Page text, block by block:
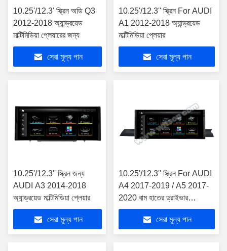
10.25'/12.3' স্ক্রিন অডি Q3
2012-2018 অ্যান্ড্রয়েড
মাল্টিমিডিয়া প্লেয়ারের জন্য
সেরা মূল্য পান
10.25'/12.3'' স্ক্রিন For AUDI
A1 2012-2018 অ্যান্ড্রয়েড
মাল্টিমিডিয়া প্লেয়ার
সেরা মূল্য পান
10.25'/12.3'' স্ক্রিন জন্য
AUDI A3 2014-2018
অ্যান্ড্রয়েড মাল্টিমিডিয়া প্লেয়ার
সেরা মূল্য পান
10.25'/12.3'' স্ক্রিন For AUDI
A4 2017-2019 / A5 2017-
2020 বাম হাতের ড্রাইভার
অ্যান্ড্রয়েড মাল্টিমিডিয়া প্লেয়ার
সেরা মূল্য পান